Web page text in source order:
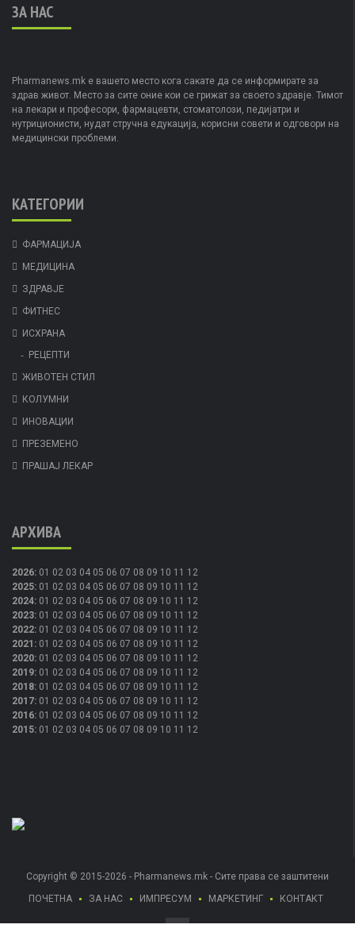
ЗА НАС
Pharmanews.mk е вашето место кога сакате да се информирате за
здрав живот. Место за сите оние кои се грижат за своето здравје. Тимот
на лекари и професори, фармацевти, стоматолози, педијатри и
нутриционисти, нудат стручна едукација, корисни совети и одговори на
медицински проблеми.
КАТЕГОРИИ
ФАРМАЦИЈА
МЕДИЦИНА
ЗДРАВЈЕ
ФИТНЕС
ИСХРАНА
РЕЦЕПТИ
ЖИВОТЕН СТИЛ
КОЛУМНИ
ИНОВАЦИИ
ПРЕЗЕМЕНО
ПРАШАЈ ЛЕКАР
АРХИВА
2026: 01 02 03 04 05 06 07 08 09 10 11 12
2025: 01 02 03 04 05 06 07 08 09 10 11 12
2024: 01 02 03 04 05 06 07 08 09 10 11 12
2023: 01 02 03 04 05 06 07 08 09 10 11 12
2022: 01 02 03 04 05 06 07 08 09 10 11 12
2021 : 01 02 03 04 05 06 07 08 09 10 11 12
2020: 01 02 03 04 05 06 07 08 09 10 11 12
2019: 01 02 03 04 05 06 07 08 09 10 11 12
2018: 01 02 03 04 05 06 07 08 09 10 11 12
2017: 01 02 03 04 05 06 07 08 09 10 11 12
2016: 01 02 03 04 05 06 07 08 09 10 11 12
2015: 01 02 03 04 05 06 07 08 09 10 11 12
Copyright © 2015-2026 - Pharmanews.mk - Сите права се заштитени
ПОЧЕТНА
ЗА НАС ИМПРЕСУМ МАРКЕТИНГ КОНТАКТ